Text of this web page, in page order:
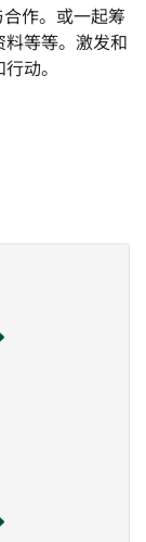
作。或一起筹
等等。激发和
动。